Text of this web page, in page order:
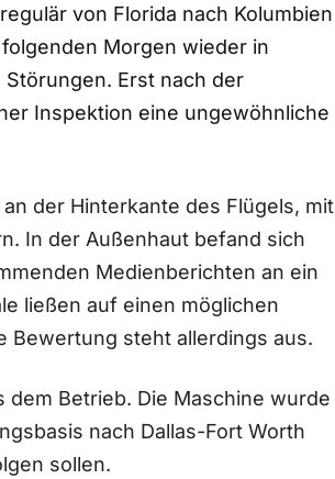
von Florida nach Kolumbien
Morgen wieder in
Erst nach der
Inspektion eine ungewöhnliche
der Hinterkante des Flügels, mit
In der Außenhaut befand sich
Medienberichten an ein
ließen auf einen möglichen
Bewertung steht allerdings aus.
dem Betrieb. Die Maschine wurde
nach Dallas-Fort Worth
sollen.